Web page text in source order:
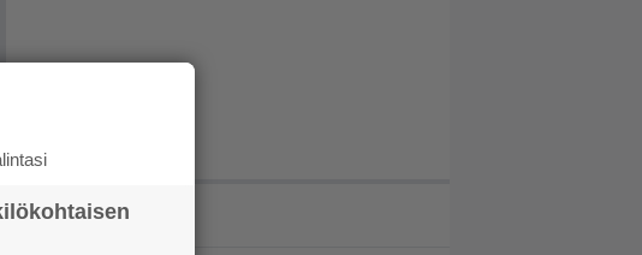
LUETUIMMAT JUTUT